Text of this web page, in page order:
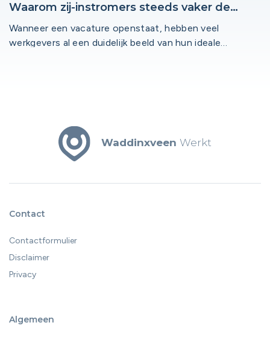
Waarom zij-instromers steeds vaker de
Wanneer een vacature openstaat, hebben veel
werkgevers al een duidelijk beeld van hun ideale
belang. En precies daar komen zij-instromers in beeld.
Waddinxveen Werkt
Contact
Contactformulier
Disclaimer
Privacy
Algemeen